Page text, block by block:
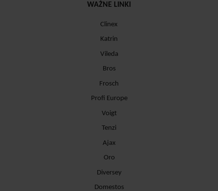
WAŻNE LINKI
Clinex
Katrin
Vileda
Bros
Frosch
Profi Europe
Voigt
Tenzi
Ajax
Oro
Diversey
Domestos